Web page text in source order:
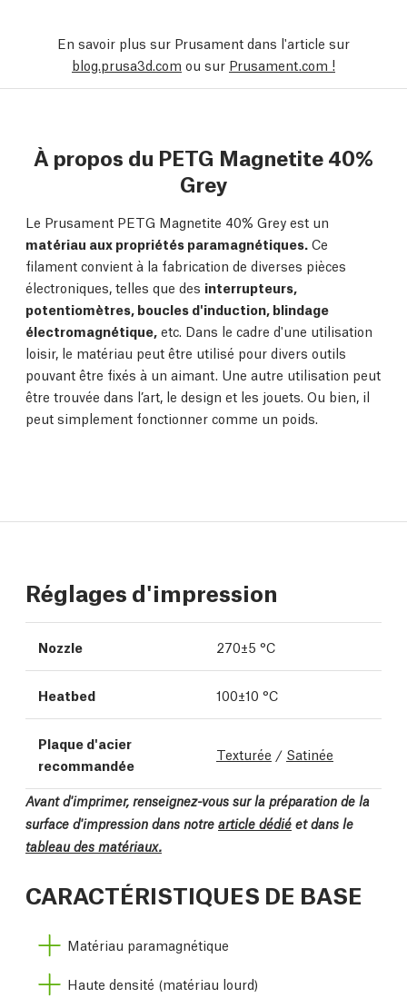
En savoir plus sur Prusament dans l'article sur
blog.prusa3d.com ou sur Prusament.com !
À propos du PETG Magnetite 40%
Grey
Le Prusament PETG Magnetite 40% Grey est un
matériau aux propriétés paramagnétiques. Ce
filament convient à la fabrication de diverses pièces
électroniques, telles que des interrupteurs,
potentiomètres, boucles d'induction, blindage
électromagnétique, etc. Dans le cadre d'une utilisation
loisir, le matériau peut être utilisé pour divers outils
pouvant être fixés à un aimant. Une autre utilisation peut
être trouvée dans l’art, le design et les jouets. Ou bien, il
peut simplement fonctionner comme un poids.
Réglages d'impression
Nozzle 270±5 °C
Heatbed 100±10 °C
Plaque d'acier
recommandée
Texturée / Satinée
Avant d'imprimer, renseignez-vous sur la préparation de la
surface d'impression dans notre article dédié et dans le
tableau des matériaux.
CARACTÉRISTIQUES DE BASE
Matériau paramagnétique
Haute densité (matériau lourd)